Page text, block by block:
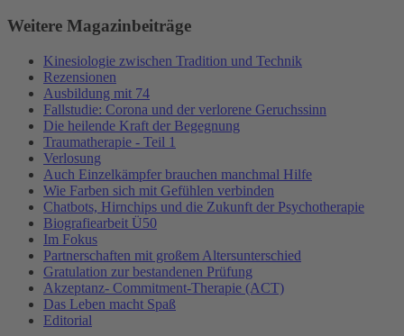
Weitere Magazinbeiträge
Kinesiologie zwischen Tradition und Technik
Rezensionen
Ausbildung mit 74
Fallstudie: Corona und der verlorene Geruchssinn
Die heilende Kraft der Begegnung
Traumatherapie - Teil 1
Verlosung
Auch Einzelkämpfer brauchen manchmal Hilfe
Wie Farben sich mit Gefühlen verbinden
Chatbots, Hirnchips und die Zukunft der Psychotherapie
Biografiearbeit Ü50
Im Fokus
Partnerschaften mit großem Altersunterschied
Gratulation zur bestandenen Prüfung
Akzeptanz- Commitment-Therapie (ACT)
Das Leben macht Spaß
Editorial